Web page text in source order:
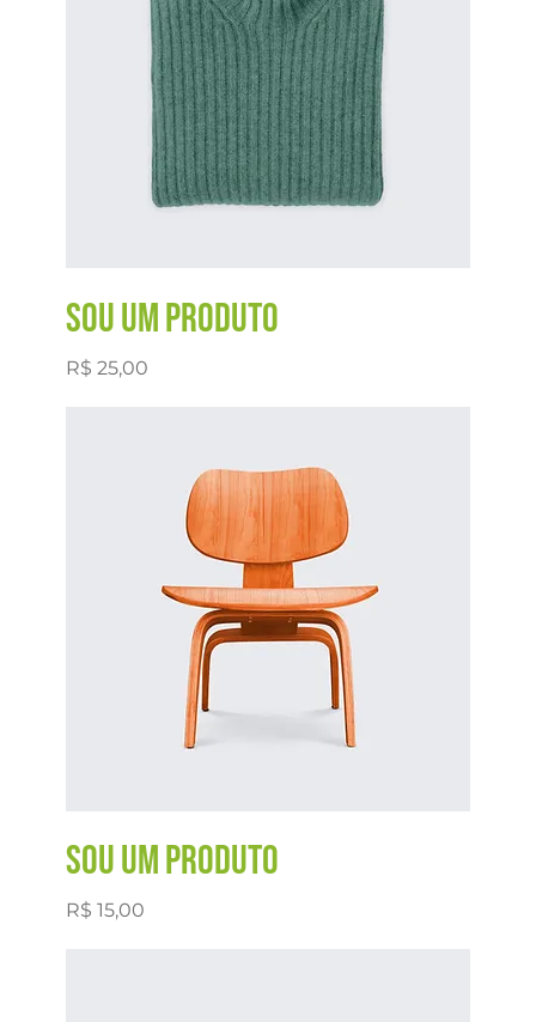
Sou um produto
Preço
R$ 25,00
Sou um produto
Preço
R$ 15,00